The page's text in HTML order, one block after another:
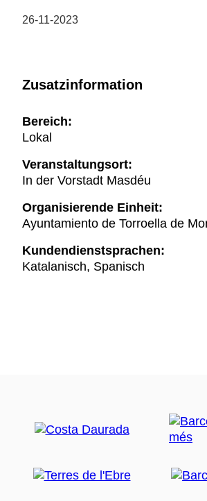
26-11-2023
Zusatzinformation
Bereich:
Lokal
Veranstaltungsort:
In der Vorstadt Masdéu
Organisierende Einheit:
Ayuntamiento de Torroella de
Kundendienstsprachen:
Katalanisch, Spanisch